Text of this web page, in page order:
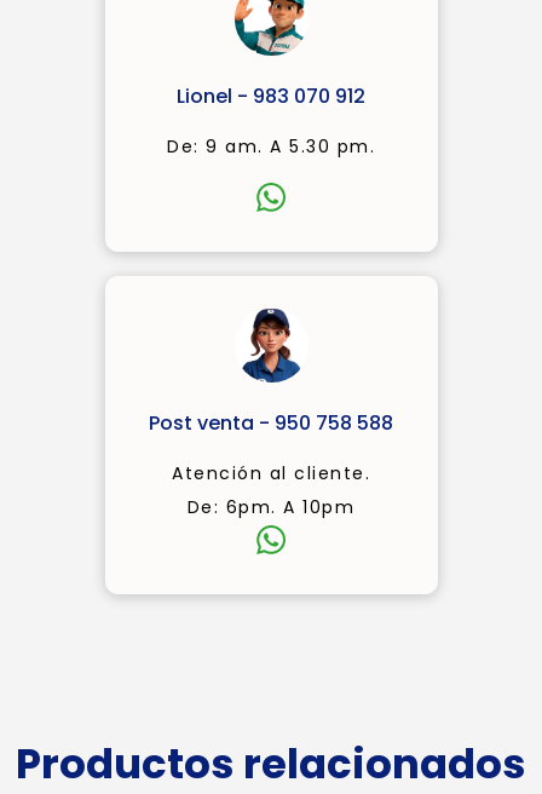
Lionel - 983 070 912
De: 9 am. A 5.30 pm.
Post venta - 950 758 588
Atención al cliente.
De: 6pm. A 10pm
Productos relacionados